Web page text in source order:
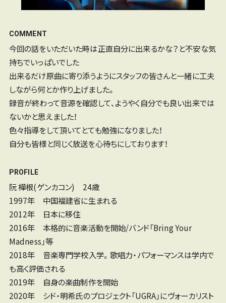
COMMENT
今回の話をいただいた時は正直自分に出来るかな？と不安な気
持ちでいっぱいでした
出来るだけ原曲に寄り添うようにスタッフの皆さんと一緒に工夫
しながら何とか作り上げました。
録音が終わって音源を確認して、ようやく自分でも良い出来では
ないかと思えました！
色々指導をして頂いてとても勉強になりました！
自分も皆様と同じく放送を心待ちにしております！
PROFILE
阮 樺根(ゲンカコン) 24歳
1997年 中国福建省に生まれる
2012年 日本に移住
2016年 本格的に音楽活動を開始/バンド「Bring Your
Madness」等
2018年 音楽専門学校入学。歌唱力・パフォーマンスは学内で
も高く評価される
2019年 自身の楽曲制作を開始
2020年 シド・明希氏のプロジェクト「UGRA」にヴォーカリスト